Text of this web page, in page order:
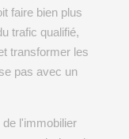
faire bien plus
trafic qualifié,
transformer les
pas avec un
l'immobilier